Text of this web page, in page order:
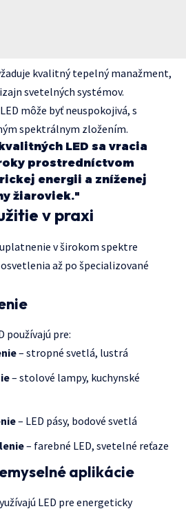
kvalitný tepelný manažment,
svetelných systémov.
môže byť neuspokojivá, s
spektrálnym zložením.
LED sa vracia
prostredníctvom
energii a zníženej
žiaroviek."
v praxi
v širokom spektre
až po špecializované
používajú pre:
– stropné svetlá, lustrá
– stolové lampy, kuchynské
– LED pásy, bodové svetlá
– farebné LED, svetelné reťaze
aplikácie
LED pre energeticky